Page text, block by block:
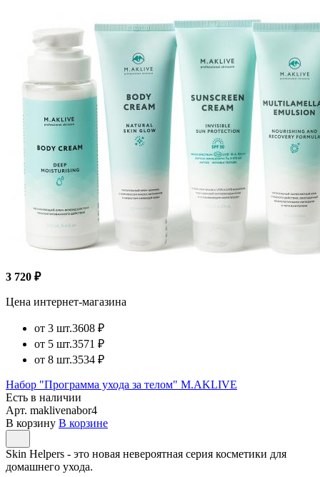
3 720 ₽
Цена интернет-магазина
от 3 шт.3608 ₽
от 5 шт.3571 ₽
от 8 шт.3534 ₽
Набор "Программа ухода за телом" M.AKLIVE
Есть в наличии
Арт. maklivenabor4
В корзину В корзине
Skin Helpers - это новая невероятная серия косметики для
домашнего ухода.